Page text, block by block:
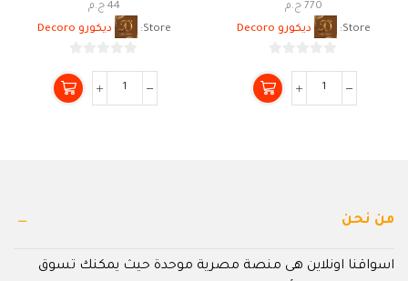
770 ج.م
Store:
ديكورو Decoro
من
5
44 ج.م
Store:
ديكورو Decoro
من
5
من نحن
اسواقنا اونلاين هى منصة مصرية موحدة حيث يمكنك تسوق